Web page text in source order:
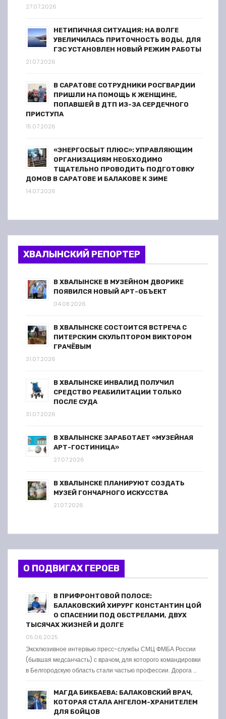
27.07.2026
НЕТИПИЧНАЯ СИТУАЦИЯ: НА ВОЛГЕ
УВЕЛИЧИЛАСЬ ПРИТОЧНОСТЬ ВОДЫ, ДЛЯ
ГЭС УСТАНОВЛЕН НОВЫЙ РЕЖИМ РАБОТЫ
21.07.2026
В САРАТОВЕ СОТРУДНИКИ РОСГВАРДИИ
ПРИШЛИ НА ПОМОЩЬ К ЖЕНЩИНЕ,
ПОПАВШЕЙ В ДТП ИЗ-ЗА СЕРДЕЧНОГО
ПРИСТУПА
15.07.2026
«ЭНЕРГОСБЫТ ПЛЮС»: УПРАВЛЯЮЩИМ
ОРГАНИЗАЦИЯМ НЕОБХОДИМО
ТЩАТЕЛЬНО ПРОВОДИТЬ ПОДГОТОВКУ
ДОМОВ В САРАТОВЕ И БАЛАКОВЕ К ЗИМЕ
14.07.2026
ХВАЛЫНСКИЙ РЕПОРТЕР
В ХВАЛЫНСКЕ В МУЗЕЙНОМ ДВОРИКЕ
ПОЯВИЛСЯ НОВЫЙ АРТ-ОБЪЕКТ
04.08.2026
В ХВАЛЫНСКЕ СОСТОИТСЯ ВСТРЕЧА С
ПИТЕРСКИМ СКУЛЬПТОРОМ ВИКТОРОМ
ГРАЧЁВЫМ
31.07.2026
В ХВАЛЫНСКЕ ИНВАЛИД ПОЛУЧИЛ
СРЕДСТВО РЕАБИЛИТАЦИИ ТОЛЬКО
ПОСЛЕ СУДА
31.07.2026
В ХВАЛЫНСКЕ ЗАРАБОТАЕТ «МУЗЕЙНАЯ
АРТ-ГОСТИНИЦА»
27.07.2026
В ХВАЛЫНСКЕ ПЛАНИРУЮТ СОЗДАТЬ
МУЗЕЙ ГОНЧАРНОГО ИСКУССТВА
21.07.2026
О ПОДВИГАХ ГЕРОЕВ
В ПРИФРОНТОВОЙ ПОЛОСЕ:
БАЛАКОВСКИЙ ХИРУРГ КОНСТАНТИН ЦОЙ
О СПАСЕНИИ ПОД ОБСТРЕЛАМИ, ДВУХ
ТЫСЯЧАХ ЖИЗНЕЙ И ДОЛГЕ
05.06.2025
Эксклюзивное интервью пресс-службы СМЦ ФМБА России
(бывшая медсанчасть) с врачом, для которого командировки
в Белгородскую область стали частью профессии. Дорога …
МАГДА БИКБАЕВА: БАЛАКОВСКИЙ ВРАЧ,
КОТОРАЯ СТАЛА АНГЕЛОМ-ХРАНИТЕЛЕМ
ДЛЯ БОЙЦОВ